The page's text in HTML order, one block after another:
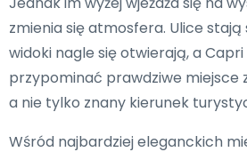
zmienia się atmosfera. Ulice stają
widoki nagle się otwierają, a
przypominać prawdziwe miejsce
a nie tylko znany kierunek
Wśród najbardziej eleganckich